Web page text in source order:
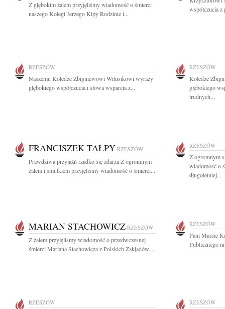
Z głębokim żalem przyjęliśmy wiadomość o śmierci
naszego Kolegi Jerzego Kipy Rodzinie i...
współczucia
RZESZÓW
Naszemu Koledze Zbigniewowi Witusikowi wyrazy
głębokiego współczucia i słowa wsparcia z...
RZESZÓW
Koledze
głębokiego
trudnych...
FRANCISZEK TAŁPY RZESZÓW
Prawdziwa przyjaźń rzadko się zdarza Z ogromnym
żalem i smutkiem przyjęliśmy wiadomość o śmierci...
RZESZÓW
Z ogromnym
wiadomość o
długoletniej...
MARIAN STACHOWICZ RZESZÓW
Z żalem przyjęliśmy wiadomość o przedwczesnej
śmierci Mariana Stachowicza z Polskich Zakładów...
RZESZÓW
Pani Marcie
Publicznego
RZESZÓW RZESZÓW